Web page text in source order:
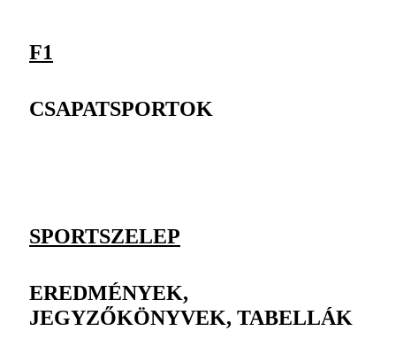
F1
CSAPATSPORTOK
SPORTSZELEP
EREDMÉNYEK,
JEGYZŐKÖNYVEK, TABELLÁK